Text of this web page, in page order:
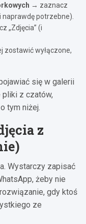
→ zaznacz
naprawdę potrzebne).
„Zdjęcia” (i
zostawić wyłączone,
się w galerii
z czatów,
tym niżej.
z
Wystarczy zapisać
żeby nie
gdy ktoś
ze